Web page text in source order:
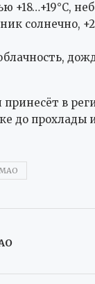
+18…+19°C,
солнечно,
в
до прохлады